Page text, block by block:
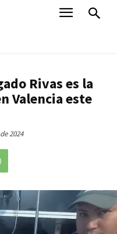
Rivas es la
Valencia este
2024